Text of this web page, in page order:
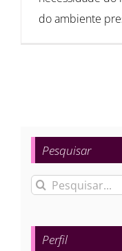
do ambiente
Pesquisar
Buscar
para:
Perfil